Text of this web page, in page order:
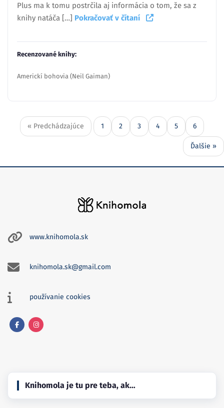
Plus ma k tomu postrčila aj informácia o tom, že sa z
knihy natáča […] Pokračovať v čítaní
Recenzované knihy:
Americkí bohovia (Neil Gaiman)
« Predchádzajúce 1 2 3 4 5 6
Ďalšie »
www.knihomola.sk
knihomola.sk@gmail.com
používanie cookies
Knihomola je tu pre teba, ak…